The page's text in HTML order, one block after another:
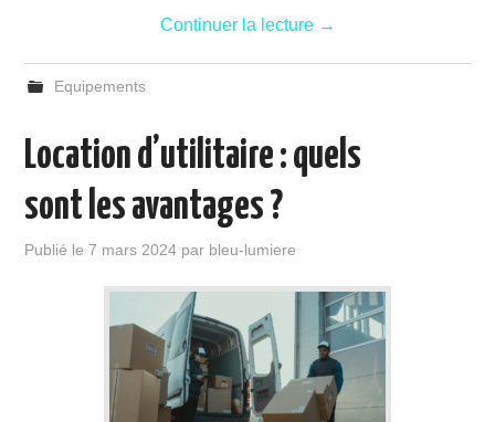
Continuer la lecture →
Equipements
Location d’utilitaire : quels
sont les avantages ?
Publié le7 mars 2024 par bleu-lumiere